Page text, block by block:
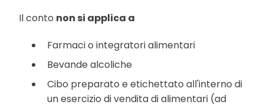
Il conto non si applica a
Farmaci o integratori alimentari
Bevande alcoliche
Cibo preparato e etichettato all'interno di
un esercizio di vendita di alimentari (ad